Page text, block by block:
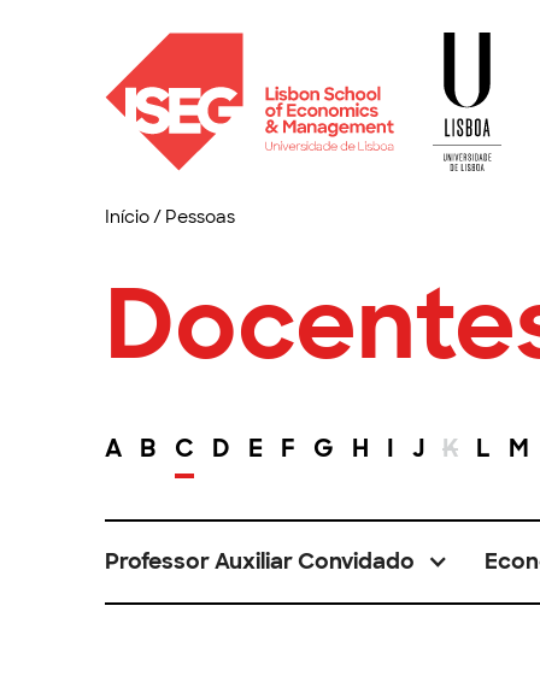
Início/ Pessoas
A B C D E F G H I J K L M
Professor Auxiliar Convidado